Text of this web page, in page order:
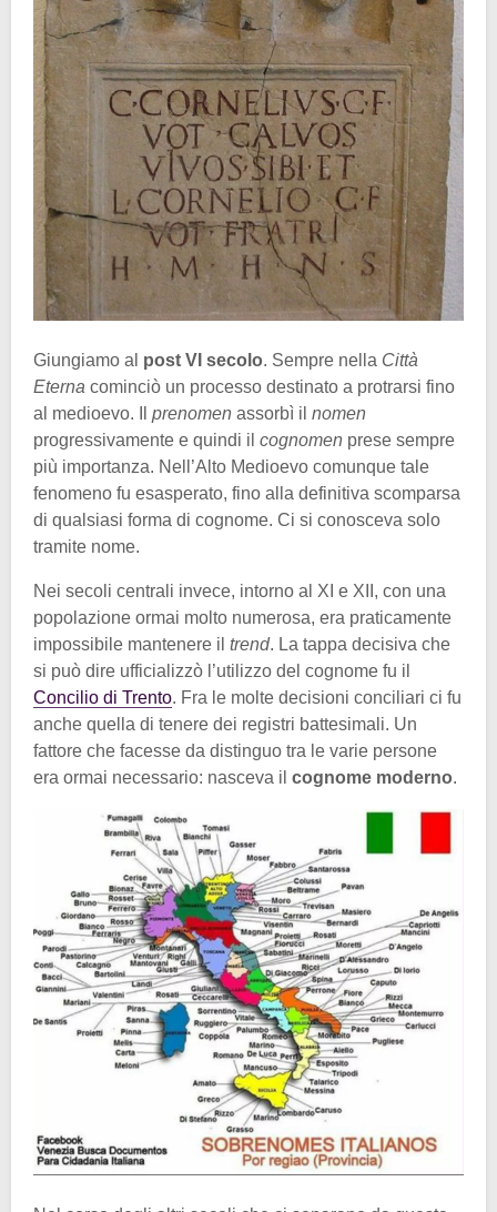
Giungiamo al post VI secolo. Sempre nella Città
Eterna cominciò un processo destinato a protrarsi fino
al medioevo. Il prenomen assorbì il nomen
progressivamente e quindi il cognomen prese sempre
più importanza. Nell’Alto Medioevo comunque tale
fenomeno fu esasperato, fino alla definitiva scomparsa
di qualsiasi forma di cognome. Ci si conosceva solo
tramite nome.
Nei secoli centrali invece, intorno al XI e XII, con una
popolazione ormai molto numerosa, era praticamente
impossibile mantenere il trend. La tappa decisiva che
si può dire ufficializzò l’utilizzo del cognome fu il
Concilio di Trento. Fra le molte decisioni conciliari ci fu
anche quella di tenere dei registri battesimali. Un
fattore che facesse da distinguo tra le varie persone
era ormai necessario: nasceva il cognome moderno.